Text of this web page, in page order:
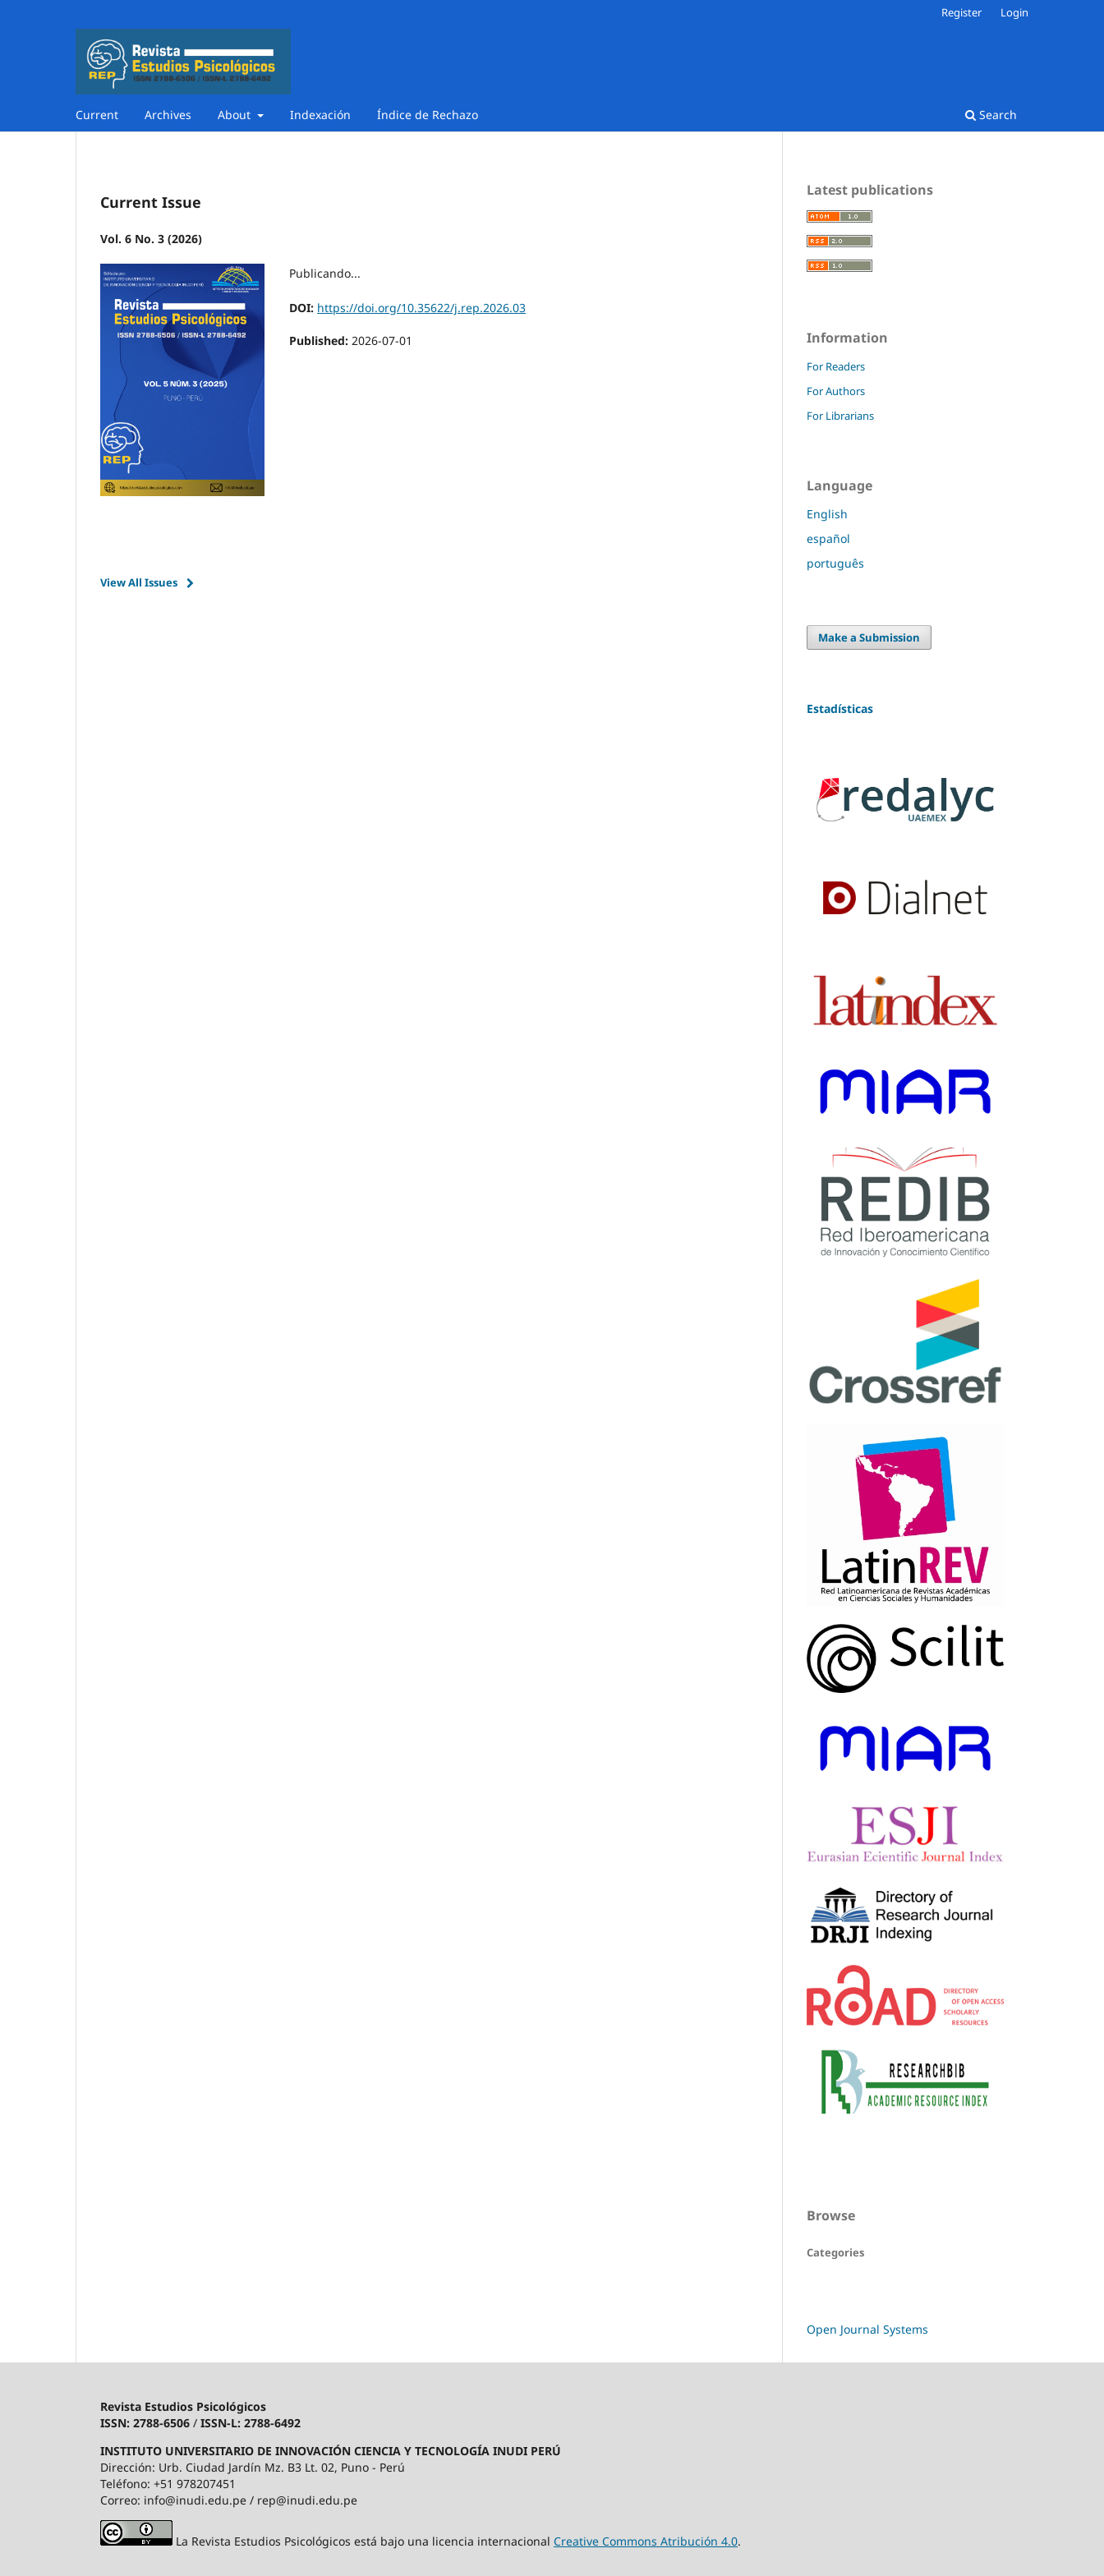
Current Archives About Indexación Índice de Rechazo Search
Register Login
Current Issue
Vol. 6 No. 3 (2026)
Publicando...
DOI: https://doi.org/10.35622/j.rep.2026.03
Published: 2026-07-01
View All Issues
Latest publications
Information
For Readers
For Authors
For Librarians
Language
English
español
português
Make a Submission
Estadísticas
Browse
Categories
Open Journal Systems
Revista Estudios Psicológicos
ISSN: 2788-6506 / ISSN-L: 2788-6492
INSTITUTO UNIVERSITARIO DE INNOVACIÓN CIENCIA Y TECNOLOGÍA INUDI PERÚ
Dirección: Urb. Ciudad Jardín Mz. B3 Lt. 02, Puno - Perú
Teléfono: +51 978207451
Correo: info@inudi.edu.pe / rep@inudi.edu.pe
La Revista Estudios Psicológicos está bajo una licencia internacional Creative Commons Atribución 4.0.